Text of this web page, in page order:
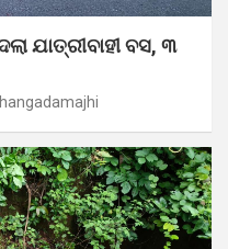
ଯାତ୍ରୀବାହୀ ବସ, ୩